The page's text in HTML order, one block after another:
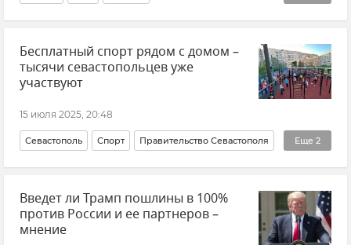
Общественный транспорт Новости Крыма Крым
Крымтроллейбус Транспорт
Бесплатный спорт рядом с домом –
тысячи севастопольцев уже
участвуют
15 июля 2025, 20:48
Еще 2
Севастополь Спорт Правительство Севастополя
Новости Севастополя Общество
Введет ли Трамп пошлины в 100%
против России и ее партнеров –
мнение